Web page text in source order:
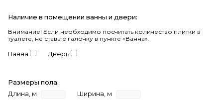
Наличие в помещении ванны и двери:
Внимание! Если необходимо посчитать количество плитки в
туалете, не ставьте галочку в пункте «Ванна».
Ванна Дверь
Размеры пола:
Длина, м
Ширина, м